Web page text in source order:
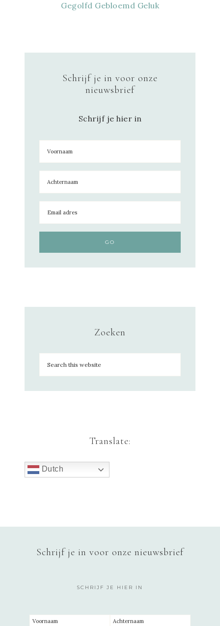
Gegolfd Gebloemd Geluk
Schrijf je in voor onze
nieuwsbrief
Schrijf je hier in
Zoeken
Translate:
Dutch
Schrijf je in voor onze nieuwsbrief
SCHRIJF JE HIER IN